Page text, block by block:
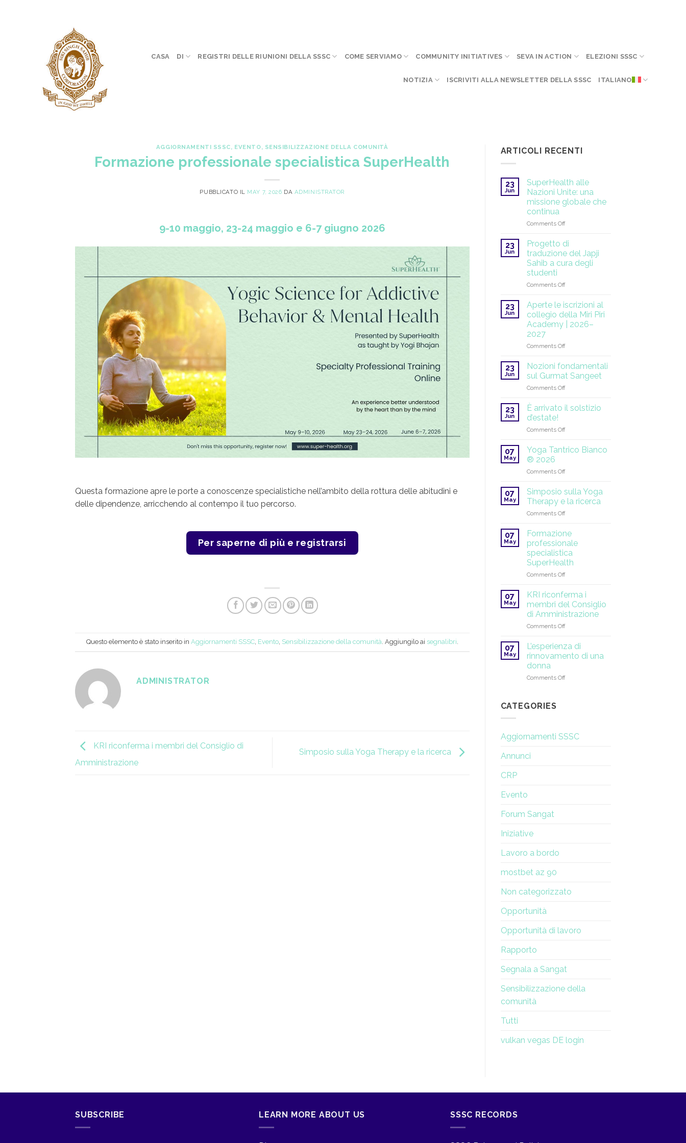
CASA DI REGISTRI DELLE RIUNIONI DELLA SSSC COME SERVIAMO COMMUNITY INITIATIVES SEVA IN ACTION ELEZIONI SSSC
NOTIZIA ISCRIVITI ALLA NEWSLETTER DELLA SSSC ITALIANO
AGGIORNAMENTI SSSC, EVENTO, SENSIBILIZZAZIONE DELLA COMUNITÀ
Formazione professionale specialistica SuperHealth
PUBBLICATO IL MAY 7, 2026 DA ADMINISTRATOR
9-10 maggio, 23-24 maggio e 6-7 giugno 2026
Questa formazione apre le porte a conoscenze specialistiche nell’ambito della rottura delle abitudini e
delle dipendenze, arricchendo al contempo il tuo percorso.
Per saperne di più e registrarsi
Questo elemento è stato inserito in Aggiornamenti SSSC, Evento, Sensibilizzazione della comunità . Aggiungilo ai segnalibri
ADMINISTRATOR
KRI riconferma i membri del Consiglio di
Amministrazione
Simposio sulla Yoga Therapy e la ricerca
ARTICOLI RECENTI
23
Jun
SuperHealth alle
Nazioni Unite: una
missione globale che
continua
Comments Offon
alle
Nazioni
Unite:
una
globale
continua
23
Jun
Progetto di
traduzione del Japji
Sahib a cura degli
studenti
Comments Offon
traduzione
del
Japji
a
degli
studenti
23
Jun
Aperte le iscrizioni al
collegio della Miri Piri
Academy | 2026–
2027
Comments Offon
iscrizioni
al
collegio
Miri
2027
23
Jun
Nozioni fondamentali
sul Gurmat Sangeet
Comments Offon
fondamentali
sul
Sangeet
23
Jun
È arrivato il solstizio
d’estate!
Comments Offon
arrivato
il
d’estate!
07
May
Yoga Tantrico Bianco
® 2026
Comments Offon
Tantrico
Bianco
®
2026
07
May
Simposio sulla Yoga
Therapy e la ricerca
Comments Offon
Yoga
Therapy
e
la
ricerca
07
May
Formazione
professionale
specialistica
SuperHealth
Comments Offon
professionale
specialistica
SuperHealth
07
May
KRI riconferma i
membri del Consiglio
di Amministrazione
Comments Offon
riconferma
i
membri
Consiglio
07
May
L’esperienza di
rinnovamento di una
donna
Comments Offon
CATEGORIES
Aggiornamenti SSSC
Annunci
CRP
Evento
Forum Sangat
Iniziative
Lavoro a bordo
mostbet az 90
Non categorizzato
Opportunità
Opportunità di lavoro
Rapporto
Segnala a Sangat
Sensibilizzazione della
comunità
Tutti
vulkan vegas DE login
SUBSCRIBE LEARN MORE ABOUT US SSSC RECORDS